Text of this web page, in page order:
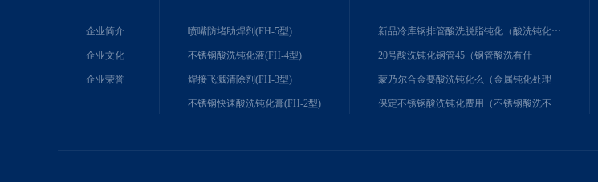
企业简介
企业文化
企业荣誉
喷嘴防堵助焊剂(FH-5型)
不锈钢酸洗钝化液(FH-4型)
焊接飞溅清除剂(FH-3型)
不锈钢快速酸洗钝化膏(FH-2型)
新品冷库钢排管酸洗脱脂钝化（酸洗钝化···
20号酸洗钝化钢管45（钢管酸洗有什···
蒙乃尔合金要酸洗钝化么（金属钝化处理···
保定不锈钢酸洗钝化费用（不锈钢酸洗不···